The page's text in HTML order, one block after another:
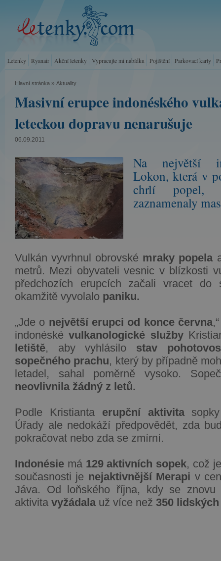
Letenky Ryanair Akční letenky Vypracujte mi nabídku Pojištění Parkovací karty
Hlavní stránka » Aktuality
Masivní erupce indonéského
leteckou dopravu nenarušuje
06.09.2011
Na největší
Lokon, která v
chrlí popel,
zaznamenaly
Vulkán vyvrhnul obrovské mraky popela
metrů. Mezi obyvateli vesnic v blízkosti
předchozích erupcích začali vracet do
okamžitě vyvolalo paniku.
„Jde o největší erupci od konce června
indonéskévulkanologické služby
letiště, aby vyhlásilo stav
sopečného prachu, který by případně
letadel, sahal poměrně vysoko.
neovlivnila žádný z letů.
Podle Kristiantaerupční aktivita
Úřady ale nedokáží předpovědět, zda
pokračovat nebo zda se zmírní.
Indonésie má 129 aktivních sopek, což
současnosti je nejaktivnější Merapi v
Jáva. Od loňského října, kdy se znovu
aktivita vyžádalauž více než 350